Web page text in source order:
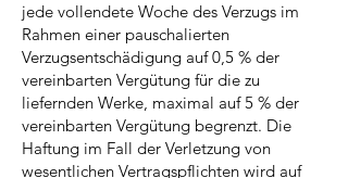
jede vollendete Woche des Verzugs im
Rahmen einer pauschalierten
Verzugsentschädigung auf 0,5 % der
vereinbarten Vergütung für die zu
liefernden Werke, maximal auf 5 % der
vereinbarten Vergütung begrenzt. Die
Haftung im Fall der Verletzung von
wesentlichen Vertragspflichten wird auf